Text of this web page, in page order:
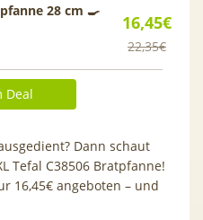
16,45€
22,35€
28 cm 🍳
Deal
Dann schaut
Tefal C38506 Bratpfanne!
16,45€ angeboten – und